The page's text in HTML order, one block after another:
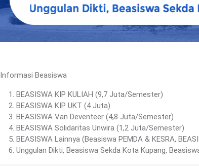
Informasi Beasiswa
BEASISWA KIP KULIAH (9,7 Juta/Semester)
BEASISWA KIP UKT (4 Juta)
BEASISWA Van Deventeer (4,8 Juta/Semester)
BEASISWA Solidaritas Unwira (1,2 Juta/Semester)
BEASISWA Lainnya (Beasiswa PEMDA & KESRA,
Unggulan Dikti, Beasiswa Sekda Kota Kupang,